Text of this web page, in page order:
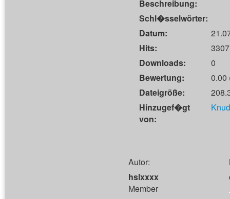
Beschreibung:
Schl�sselwörter:
Datum:
Hits:
Downloads:
0
Bewertung:
0.00
Dateigröße:
Hinzugef�gt
von:
Autor:
hslxxxx
Member